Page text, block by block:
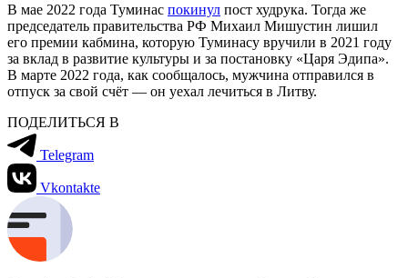
В мае 2022 года Туминас покинул пост худрука. Тогда же
председатель правительства РФ Михаил Мишустин лишил
его премии кабмина, которую Туминасу вручили в 2021 году
за вклад в развитие культуры и за постановку «Царя Эдипа».
В марте 2022 года, как сообщалось, мужчина отправился в
отпуск за свой счёт — он уехал лечиться в Литву.
ПОДЕЛИТЬСЯ В
Telegram
Vkontakte